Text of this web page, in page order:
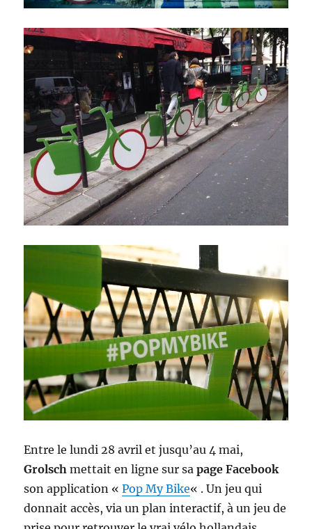
Entre le lundi 28 avril et jusqu’au 4 mai,
Grolsch mettait en ligne sur sapage Facebook
son application «Pop My Bike« . Un jeu qui
donnait accès, via un plan interactif, à un jeu de